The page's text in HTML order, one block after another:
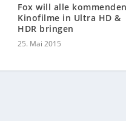
Fox will alle kommenden
Kinofilme in Ultra HD &
HDR bringen
25. Mai 2015